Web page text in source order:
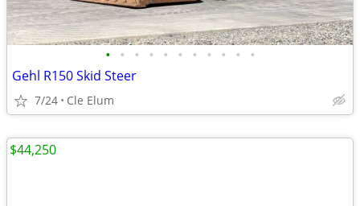
• • • • • • • • • • •
Gehl R150 Skid Steer
7/24 Cle Elum
$44,250